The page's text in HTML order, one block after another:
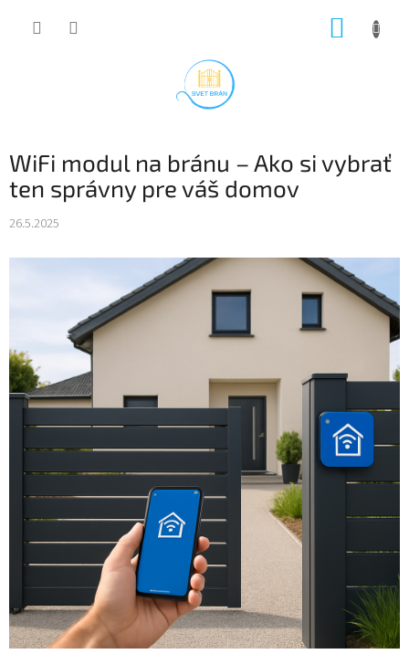
WiFi modul na bránu – Ako si vybrať
ten správny pre váš domov
26.5.2025